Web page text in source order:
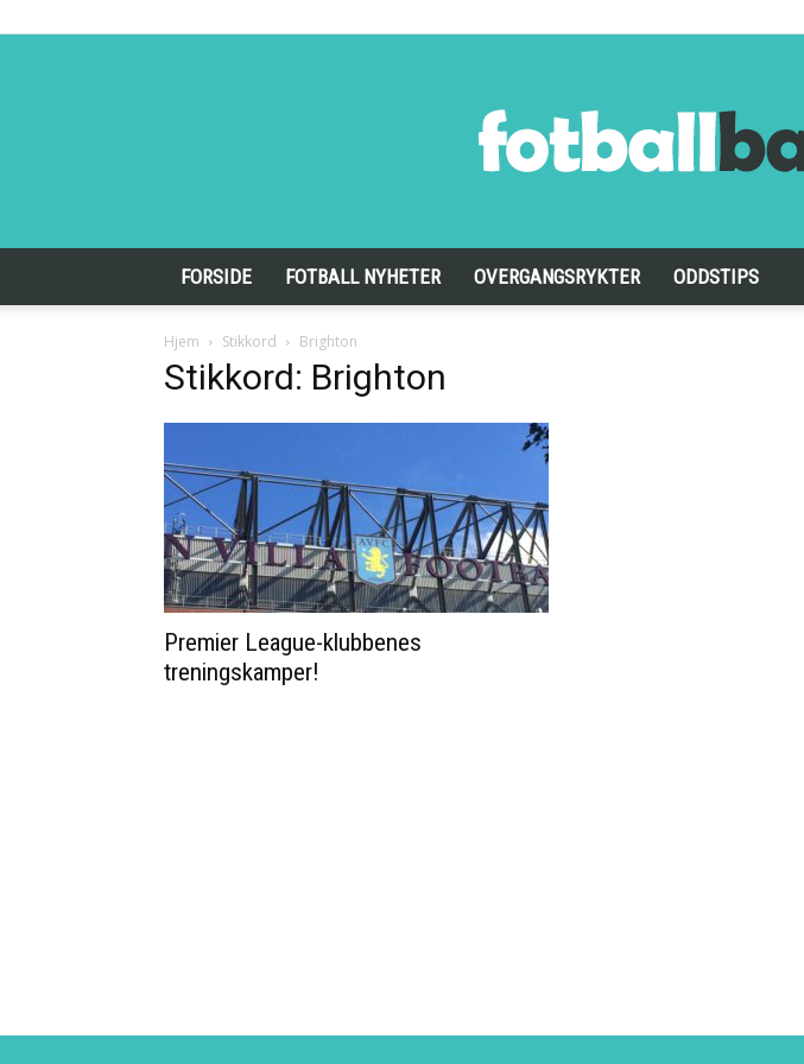
FORSIDE FOTBALL NYHETER OVERGANGSRYKTER ODDSTIPS
Hjem Stikkord Brighton
Stikkord: Brighton
Premier League-klubbenes
treningskamper!